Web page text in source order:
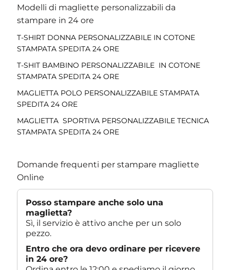
Modelli di magliette personalizzabili da
stampare in 24 ore
T-SHIRT DONNA PERSONALIZZABILE IN COTONE
STAMPATA SPEDITA 24 ORE
T-SHIT BAMBINO PERSONALIZZABILE IN COTONE
STAMPATA SPEDITA 24 ORE
MAGLIETTA POLO PERSONALIZZABILE STAMPATA
SPEDITA 24 ORE
MAGLIETTA SPORTIVA PERSONALIZZABILE TECNICA
STAMPATA SPEDITA 24 ORE
Domande frequenti per stampare magliette
Online
Posso stampare anche solo una
maglietta?
Sì, il servizio è attivo anche per un solo
pezzo.
Entro che ora devo ordinare per ricevere
in 24 ore?